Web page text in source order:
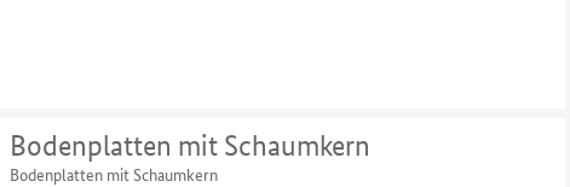
Bodenplatten mit Schaumkern
Bodenplatten mit Schaumkern